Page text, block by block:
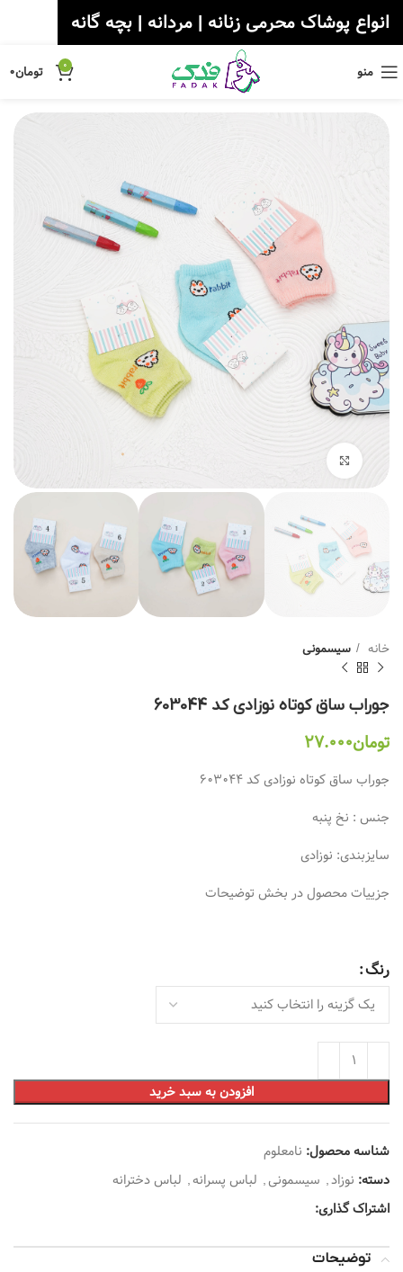
منو 0 تومان۰
خانه سیسمونی
جوراب ساق کوتاه نوزادی کد 603044
تومان۲۷.۰۰۰
جوراب ساق کوتاه نوزادی کد 603044
جنس : نخ پنبه
سایزبندی: نوزادی
جزییات محصول در بخش توضیحات
رنگ
افزودن به سبد خرید
شناسه محصول: نامعلوم
دسته: نوزاد, سیسمونی, لباس پسرانه, لباس دخترانه
اشتراک گذاری:
توضیحات
انواع پوشاک محرمی زنانه | مردانه | بچه گانه